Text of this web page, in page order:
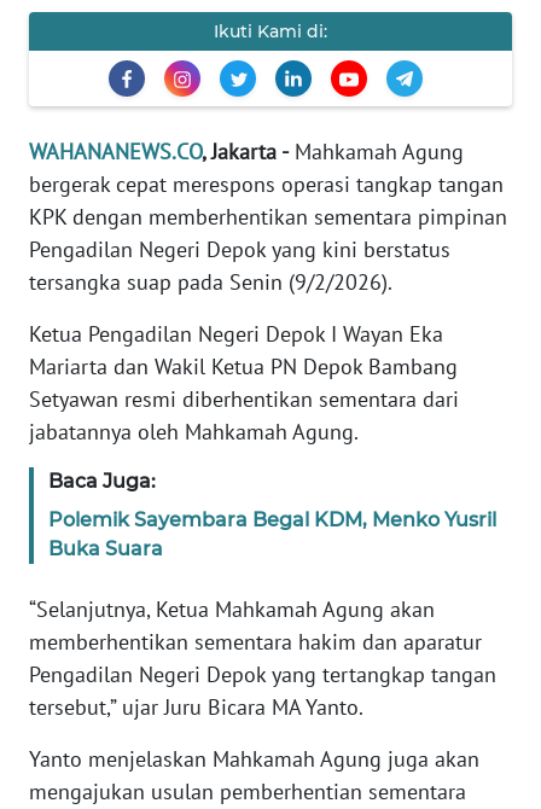
Ikuti Kami di:
WAHANANEWS.CO, Jakarta -Mahkamah Agung
bergerak cepat merespons operasi tangkap tangan
KPK dengan memberhentikan sementara pimpinan
Pengadilan Negeri Depok yang kini berstatus
tersangka suap pada Senin (9/2/2026).
Ketua Pengadilan Negeri Depok I Wayan Eka
Mariarta dan Wakil Ketua PN Depok Bambang
Setyawan resmi diberhentikan sementara dari
jabatannya oleh Mahkamah Agung.
Baca Juga:
Polemik Sayembara Begal KDM, Menko Yusril
Buka Suara
“Selanjutnya, Ketua Mahkamah Agung akan
memberhentikan sementara hakim dan aparatur
Pengadilan Negeri Depok yang tertangkap tangan
tersebut,” ujar Juru Bicara MA Yanto.
Yanto menjelaskan Mahkamah Agung juga akan
mengajukan usulan pemberhentian sementara
EDITORIAL
INDEKS
BERITA
INFO
IKLAN
KAMI
PEDOMAN
REDAKSI
KARIR
DISCLAIMER